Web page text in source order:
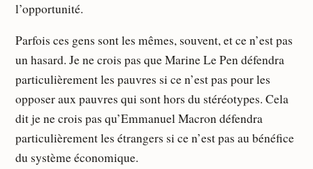
l’opportunité.
Parfois ces gens sont les mêmes, souvent, et ce n’est pas
un hasard. Je ne crois pas que Marine Le Pen défendra
particulièrement les pauvres si ce n’est pas pour les
opposer aux pauvres qui sont hors du stéréotypes. Cela
dit je ne crois pas qu’Emmanuel Macron défendra
particulièrement les étrangers si ce n’est pas au bénéfice
du système économique.